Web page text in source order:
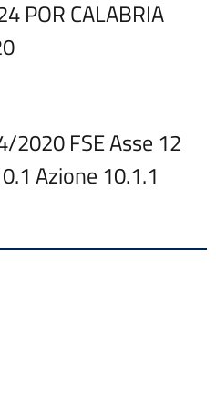
CLASSEVIVA
ai dipendenti
POR CALABRIA
2020 FSE Asse 12
Azione 10.1.1